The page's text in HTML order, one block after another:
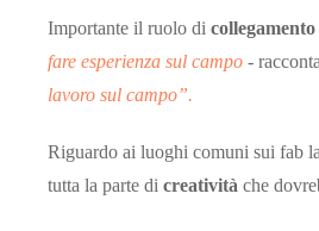
Importante il ruolo di collegamento
fare esperienza sul campo -
lavoro sul campo”.
Riguardo ai luoghi comuni sui fab
tutta la parte di creatività che